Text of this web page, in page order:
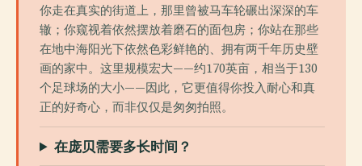
你走在真实的街道上，那里曾被马车轮碾出深深的车
辙；你窥视着依然摆放着磨石的面包房；你站在那些
在地中海阳光下依然色彩鲜艳的、拥有两千年历史壁
画的家中。这里规模宏大——约170英亩，相当于130
个足球场的大小——因此，它更值得你投入耐心和真
正的好奇心，而非仅仅是匆匆拍照。
在庞贝需要多长时间？